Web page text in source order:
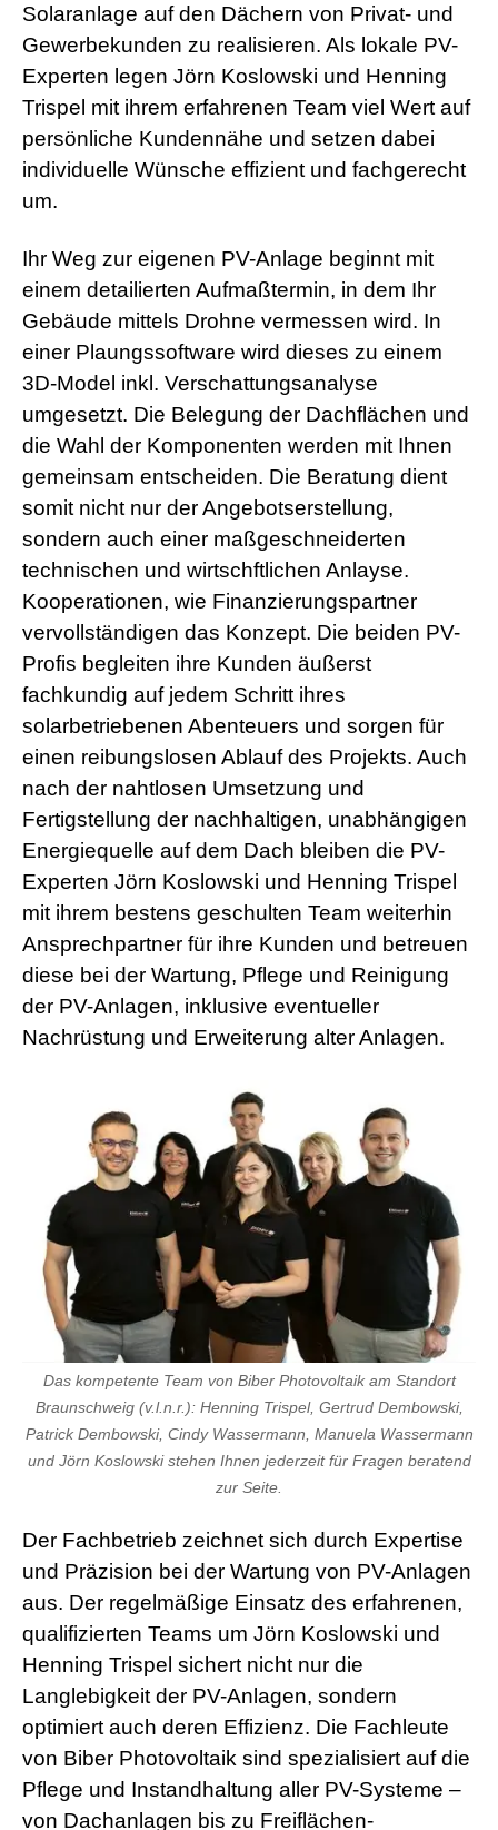
Solaranlage auf den Dächern von Privat- und
Gewerbekunden zu realisieren. Als lokale PV-
Experten legen Jörn Koslowski und Henning
Trispel mit ihrem erfahrenen Team viel Wert auf
persönliche Kundennähe und setzen dabei
individuelle Wünsche effizient und fachgerecht
um.
Ihr Weg zur eigenen PV-Anlage beginnt mit
einem detailierten Aufmaßtermin, in dem Ihr
Gebäude mittels Drohne vermessen wird. In
einer Plaungssoftware wird dieses zu einem
3D-Model inkl. Verschattungsanalyse
umgesetzt. Die Belegung der Dachflächen und
die Wahl der Komponenten werden mit Ihnen
gemeinsam entscheiden. Die Beratung dient
somit nicht nur der Angebotserstellung,
sondern auch einer maßgeschneiderten
technischen und wirtschftlichen Anlayse.
Kooperationen, wie Finanzierungspartner
vervollständigen das Konzept. Die beiden PV-
Profis begleiten ihre Kunden äußerst
fachkundig auf jedem Schritt ihres
solarbetriebenen Abenteuers und sorgen für
einen reibungslosen Ablauf des Projekts. Auch
nach der nahtlosen Umsetzung und
Fertigstellung der nachhaltigen, unabhängigen
Energiequelle auf dem Dach bleiben die PV-
Experten Jörn Koslowski und Henning Trispel
mit ihrem bestens geschulten Team weiterhin
Ansprechpartner für ihre Kunden und betreuen
diese bei der Wartung, Pflege und Reinigung
der PV-Anlagen, inklusive eventueller
Nachrüstung und Erweiterung alter Anlagen.
Das kompetente Team von Biber Photovoltaik am Standort
Braunschweig (v.l.n.r.): Henning Trispel, Gertrud Dembowski,
Patrick Dembowski, Cindy Wassermann, Manuela Wassermann
und Jörn Koslowski stehen Ihnen jederzeit für Fragen beratend
zur Seite.
Der Fachbetrieb zeichnet sich durch Expertise
und Präzision bei der Wartung von PV-Anlagen
aus. Der regelmäßige Einsatz des erfahrenen,
qualifizierten Teams um Jörn Koslowski und
Henning Trispel sichert nicht nur die
Langlebigkeit der PV-Anlagen, sondern
optimiert auch deren Effizienz. Die Fachleute
von Biber Photovoltaik sind spezialisiert auf die
Pflege und Instandhaltung aller PV-Systeme –
von Dachanlagen bis zu Freiflächen-